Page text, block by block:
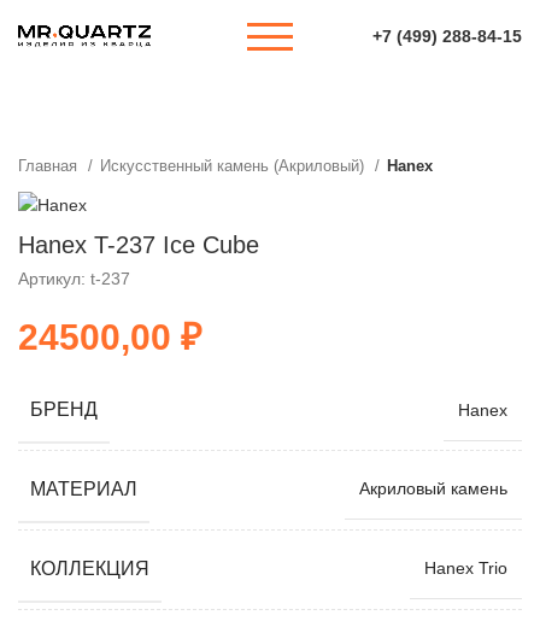
+7 (499) 288-84-15
Главная Искусственный камень (Акриловый) Hanex
Hanex T-237 Ice Cube
Артикул: t-237
₽
БРЕНД Hanex
МАТЕРИАЛ Акриловый камень
КОЛЛЕКЦИЯ Hanex Trio